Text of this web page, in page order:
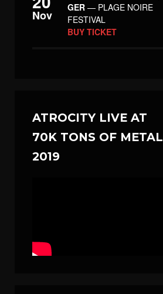
Nov
GER — PLAGE NOIRE
FESTIVAL
BUY TICKET
ATROCITY LIVE AT
70K TONS OF METAL
2019